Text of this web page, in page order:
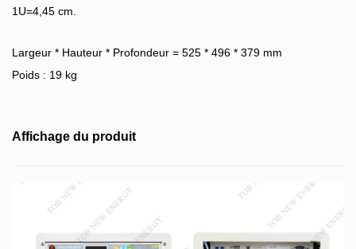
1U=4,45 cm.
Largeur * Hauteur * Profondeur = 525 * 496 * 379 mm
Poids : 19 kg
Affichage du produit